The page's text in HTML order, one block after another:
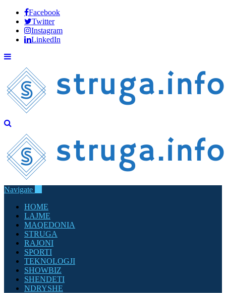
Facebook
Twitter
Instagram
LinkedIn
Navigate
HOME
LAJME
MAQEDONIA
STRUGA
RAJONI
SPORTI
TEKNOLOGJI
SHOWBIZ
SHENDETI
NDRYSHE